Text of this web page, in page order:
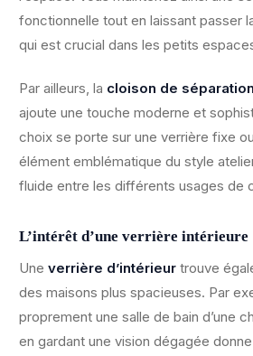
fonctionnelle tout en laissant passer
qui est crucial dans les petits
Par ailleurs, la cloison de séparation
ajoute une touche moderne et
choix se porte sur une verrière fixe
élément emblématique du style
fluide entre les différents usages de
L’intérêt d’une verrière intérieure
Une verrière d’intérieur trouve
des maisons plus spacieuses. Par
proprement une salle de bain d’une
en gardant une vision dégagée